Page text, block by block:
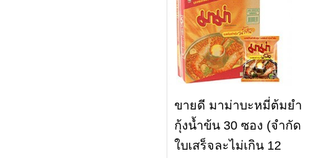
ขายดี มาม่าบะหมี่ต้มยำ
กุ้งน้ำข้น 30 ซอง (จำกัด
ใบเสร็จละไม่เกิน 12